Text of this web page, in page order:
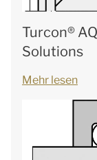
Turcon®
Solutions
Mehr lesen